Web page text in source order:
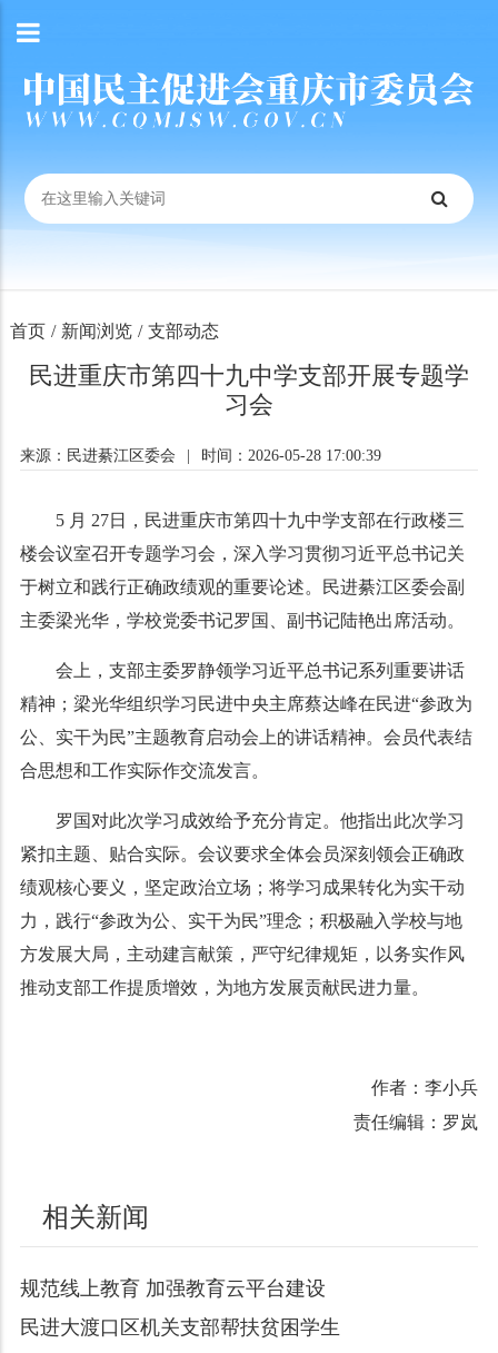
首页 / 新闻浏览 / 支部动态
民进重庆市第四十九中学支部开展专题学
习会
来源：民进綦江区委会 时间：2026-05-28 17:00:39
5 月 27日，民进重庆市第四十九中学支部在行政楼三
楼会议室召开专题学习会，深入学习贯彻习近平总书记关
于树立和践行正确政绩观的重要论述。民进綦江区委会副
主委梁光华，学校党委书记罗国、副书记陆艳出席活动。
会上，支部主委罗静领学习近平总书记系列重要讲话
精神；梁光华组织学习民进中央主席蔡达峰在民进“参政为
公、实干为民”主题教育启动会上的讲话精神。会员代表结
合思想和工作实际作交流发言。
罗国对此次学习成效给予充分肯定。他指出此次学习
紧扣主题、贴合实际。会议要求全体会员深刻领会正确政
绩观核心要义，坚定政治立场；将学习成果转化为实干动
力，践行“参政为公、实干为民”理念；积极融入学校与地
方发展大局，主动建言献策，严守纪律规矩，以务实作风
推动支部工作提质增效，为地方发展贡献民进力量。
作者：李小兵
责任编辑：罗岚
相关新闻
规范线上教育 加强教育云平台建设
民进大渡口区机关支部帮扶贫困学生